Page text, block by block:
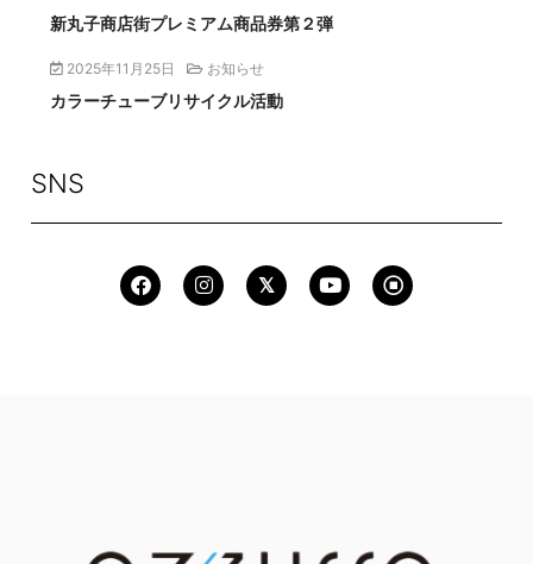
新丸子商店街プレミアム商品券第２弾
2025年11月25日 お知らせ
カラーチューブリサイクル活動
SNS